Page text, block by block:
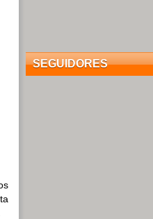
SEGUIDORES